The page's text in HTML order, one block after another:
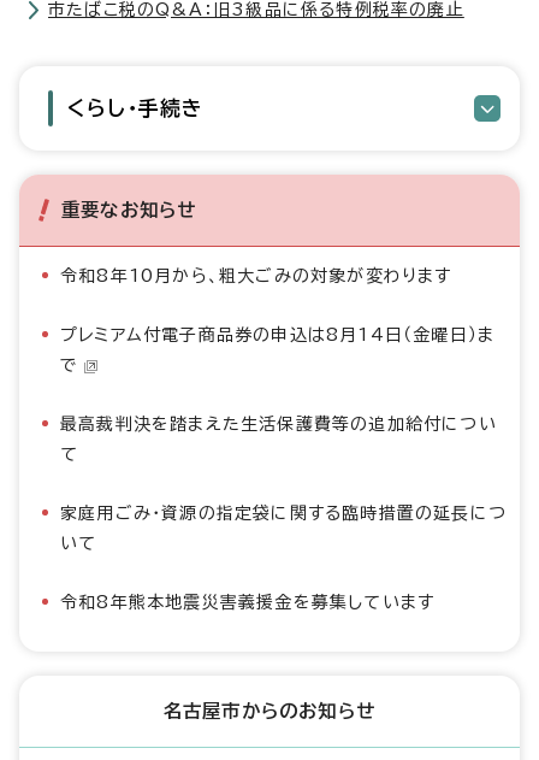
市たばこ税のQ&A：旧3級品に係る特例税率の廃止
くらし・手続き
重要なお知らせ
令和8年10月から、粗大ごみの対象が変わります
プレミアム付電子商品券の申込は8月14日（金曜日）ま
で
最高裁判決を踏まえた生活保護費等の追加給付につい
て
家庭用ごみ・資源の指定袋に関する臨時措置の延長につ
いて
令和8年熊本地震災害義援金を募集しています
名古屋市からのお知らせ